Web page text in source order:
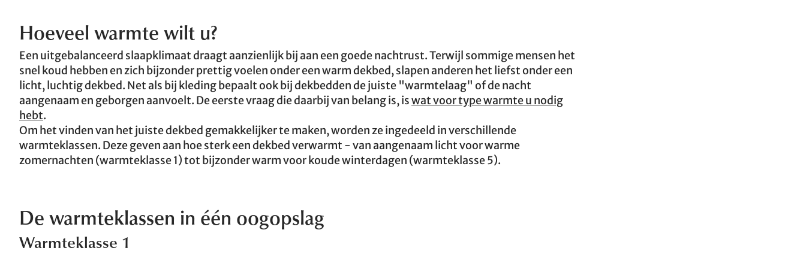
Hoeveel warmte wilt u?
Een uitgebalanceerd slaapklimaat draagt aanzienlijk bij aan een goede nachtrust. Terwijl sommige mensen het
snel koud hebben en zich bijzonder prettig voelen onder een warm dekbed, slapen anderen het liefst onder een
licht, luchtig dekbed. Net als bij kleding bepaalt ook bij dekbedden de juiste "warmtelaag" of de nacht
aangenaam en geborgen aanvoelt. De eerste vraag die daarbij van belang is, iswat voor type warmte u nodig
hebt.
Om het vinden van het juiste dekbed gemakkelijker te maken, worden ze ingedeeld in verschillende
warmteklassen. Deze geven aan hoe sterk een dekbed verwarmt - van aangenaam licht voor warme
zomernachten (warmteklasse 1) tot bijzonder warm voor koude winterdagen (warmteklasse 5).
De warmteklassen in één oogopslag
Warmteklasse 1